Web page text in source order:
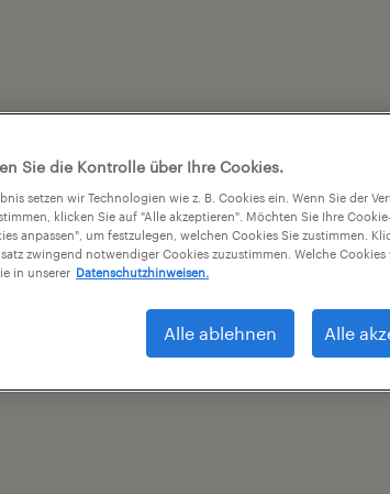
Sie die Kontrolle über Ihre Cookies.
setzen wir Technologien wie z. B. Cookies ein. Wenn Sie der
klicken Sie auf "Alle akzeptieren". Möchten Sie Ihre
anpassen", um festzulegen, welchen Cookies Sie zustimmen.
zwingend notwendiger Cookies zuzustimmen. Welche Cookies
in unserer Datenschutzhinweisen.
Alle ablehnen Alle